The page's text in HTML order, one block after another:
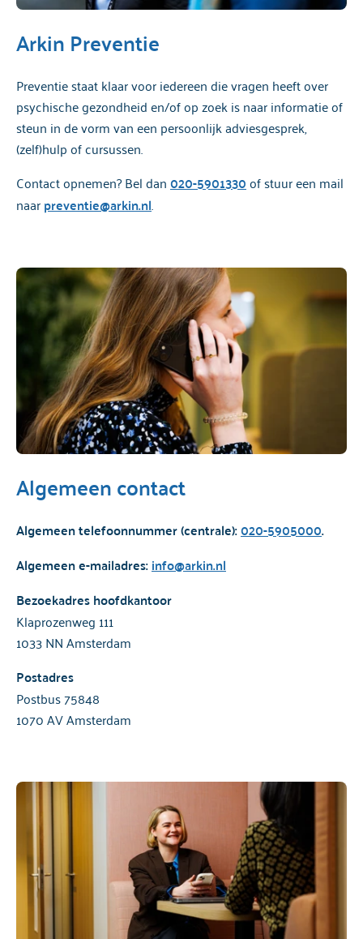
Arkin Preventie
Preventie staat klaar voor iedereen die vragen heeft over
psychische gezondheid en/of op zoek is naar informatie of
steun in de vorm van een persoonlijk adviesgesprek,
(zelf)hulp of cursussen.
Contact opnemen? Bel dan020-5901330of stuur een mail
naarpreventie@arkin.nl.
Algemeen contact
Algemeen telefoonnummer (centrale):020-5905000.
Algemeen e-mailadres:info@arkin.nl
Bezoekadres hoofdkantoor
Klaprozenweg 111
1033 NN Amsterdam
Postadres
Postbus 75848
1070 AV Amsterdam